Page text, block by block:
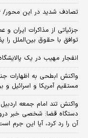
تصادف شدید در این محور/ ۴ نفر جان باختند
جزئیاتی از مذاکرات ایران و
توافق با حقوق بین‌الملل را
انفجار مهیب در یک
واکنش ابطحی به اظهارات
مستقیم آمریکا و اسرائیل و
واکنش تند امام جمعه
دستگاه قضا: شخصی خبر
آن را رد کرد، آیا این جرم